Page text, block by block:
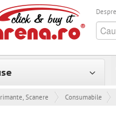
Scanere & Consumabile
Consumabile